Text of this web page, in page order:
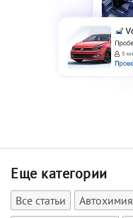
Еще категории
Все статьи Автохимия